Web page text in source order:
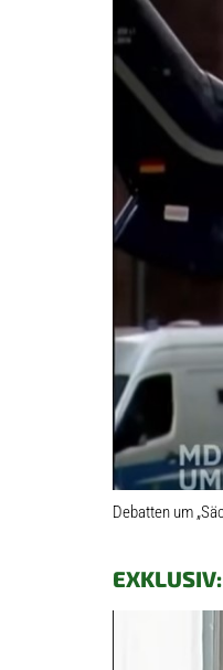
Debatten um